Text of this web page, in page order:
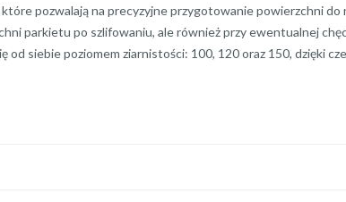
pozwalają na precyzyjne przygotowanie powierzchni do
parkietu po szlifowaniu, ale również przy ewentualnej
siebie poziomem ziarnistości: 100, 120 oraz 150, dzięki